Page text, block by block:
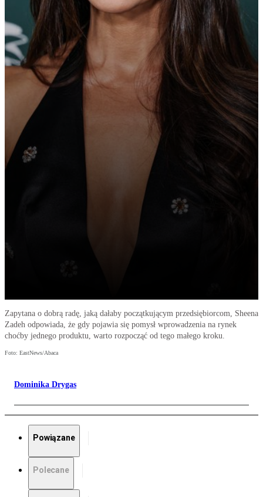
Zapytana o dobrą radę, jaką dałaby początkującym przedsiębiorcom, Sheena
Zadeh odpowiada, że gdy pojawia się pomysł wprowadzenia na rynek
choćby jednego produktu, warto rozpocząć od tego małego kroku.
Foto: EastNews/Abaca
Dominika Drygas
Powiązane
Polecane